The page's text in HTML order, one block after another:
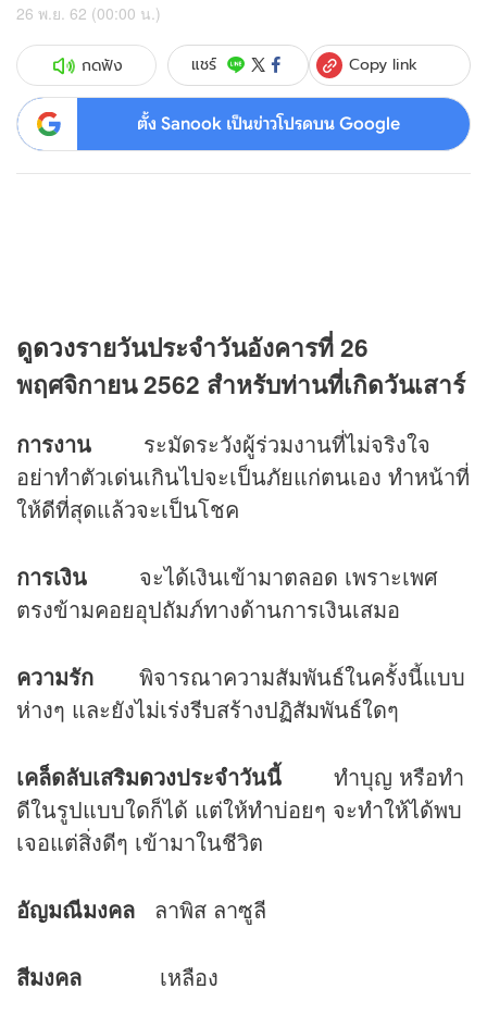
26 พ.ย. 62 (00:00 น.)
กดฟัง แชร์ Copy link
ตั้ง Sanook เป็นข่าวโปรดบน Google
ดูดวงรายวันประจำวันอังคารที่ 26
พฤศจิกายน 2562 สำหรับท่านที่เกิดวันเสาร์
การงาน ระมัดระวังผู้ร่วมงานที่ไม่จริงใจ
อย่าทำตัวเด่นเกินไปจะเป็นภัยแก่ตนเอง ทำหน้าที่
ให้ดีที่สุดแล้วจะเป็นโชค
การเงิน จะได้เงินเข้ามาตลอด เพราะเพศ
ตรงข้ามคอยอุปถัมภ์ทางด้านการเงินเสมอ
ความรัก พิจารณาความสัมพันธ์ในครั้งนี้แบบ
ห่างๆ และยังไม่เร่งรีบสร้างปฏิสัมพันธ์ใดๆ
เคล็ดลับเสริมดวงประจำวันนี้ ทำบุญ หรือทำ
ดีในรูปแบบใดก็ได้ แต่ให้ทำบ่อยๆ จะทำให้ได้พบ
เจอแต่สิ่งดีๆ เข้ามาในชีวิต
อัญมณีมงคล ลาพิส ลาซูลี
สีมงคล เหลือง